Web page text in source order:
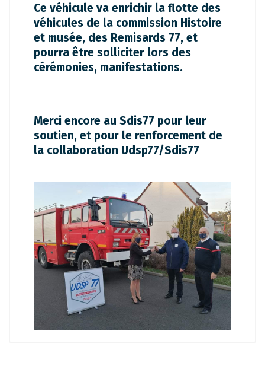
Ce véhicule va enrichir la flotte des
véhicules de la commission Histoire
et musée, des Remisards 77, et
pourra être solliciter lors des
cérémonies, manifestations.
Merci encore au Sdis77 pour leur
soutien, et pour le renforcement de
la collaboration Udsp77/Sdis77